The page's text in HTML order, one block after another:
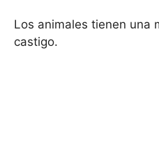
Los animales tienen una
castigo.